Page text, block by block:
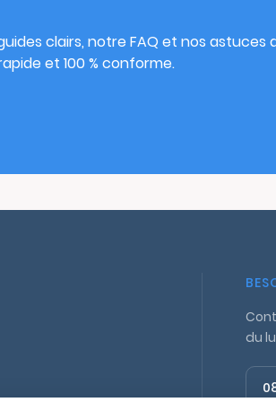
clairs, notre FAQ et nos
et 100 % conforme.
du